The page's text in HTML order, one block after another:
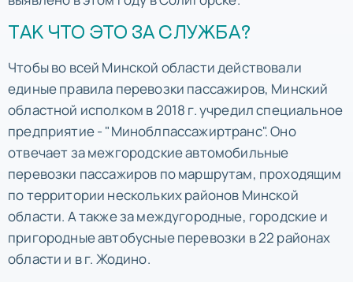
ТАК ЧТО ЭТО ЗА СЛУЖБА?
Чтобы во всей Минской области действовали
единые правила перевозки пассажиров, Минский
областной исполком в 2018 г. учредил специальное
предприятие - "Миноблпассажиртранс". Оно
отвечает за межгородские автомобильные
перевозки пассажиров по маршрутам, проходящим
по территории нескольких районов Минской
области. А также за междугородные, городские и
пригородные автобусные перевозки в 22 районах
области и в г. Жодино.